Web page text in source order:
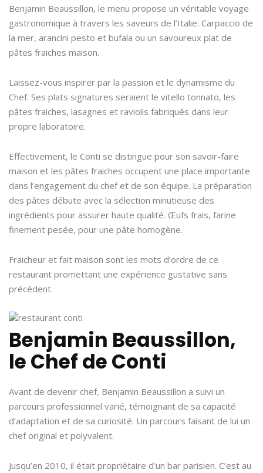
Benjamin Beaussillon, le menu propose un véritable voyage
gastronomique à travers les saveurs de l’Italie. Carpaccio de
la mer, arancini pesto et bufala ou un savoureux plat de
pâtes fraiches maison.
Laissez-vous inspirer par la passion et le dynamisme du
Chef. Ses plats signatures seraient le vitello tonnato, les
pâtes fraiches, lasagnes et raviolis fabriqués dans leur
propre laboratoire.
Effectivement, le Conti se distingue pour son savoir-faire
maison et les pâtes fraiches occupent une place importante
dans l’engagement du chef et de son équipe. La préparation
des pâtes débute avec la sélection minutieuse des
ingrédients pour assurer haute qualité. Œufs frais, farine
finement pesée, pour une pâte homogène.
Fraicheur et fait maison sont les mots d’ordre de ce
restaurant promettant une expérience gustative sans
précédent.
Benjamin Beaussillon,
le Chef de Conti
Avant de devenir chef, Benjamin Beaussillon a suivi un
parcours professionnel varié, témoignant de sa capacité
d’adaptation et de sa curiosité. Un parcours faisant de lui un
chef original et polyvalent.
Jusqu’en 2010, il était propriétaire d’un bar parisien. C’est au